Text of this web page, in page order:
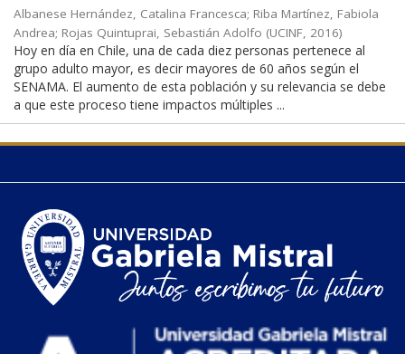
Albanese Hernández, Catalina Francesca; Riba Martínez, Fabiola
Andrea; Rojas Quintuprai, Sebastián Adolfo (UCINF, 2016)
Hoy en día en Chile, una de cada diez personas pertenece al
grupo adulto mayor, es decir mayores de 60 años según el
SENAMA. El aumento de esta población y su relevancia se debe
a que este proceso tiene impactos múltiples ...